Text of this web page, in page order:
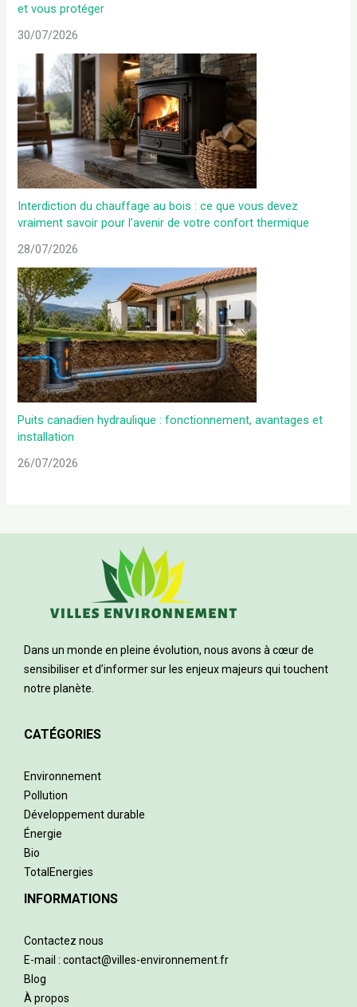
et vous protéger
30/07/2026
Interdiction du chauffage au bois : ce que vous devez
vraiment savoir pour l’avenir de votre confort thermique
28/07/2026
Puits canadien hydraulique : fonctionnement, avantages et
installation
26/07/2026
Dans un monde en pleine évolution, nous avons à cœur de
sensibiliser et d’informer sur les enjeux majeurs qui touchent
notre planète.
CATÉGORIES
Environnement
Pollution
Développement durable
Énergie
Bio
TotalEnergies
INFORMATIONS
Contactez nous
E-mail : contact@villes-environnement.fr
Blog
À propos